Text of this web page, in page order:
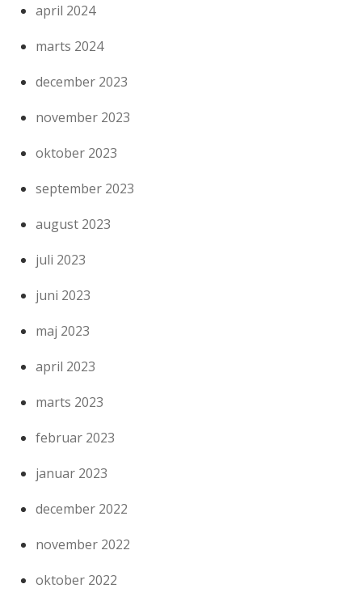
april 2024
marts 2024
december 2023
november 2023
oktober 2023
september 2023
august 2023
juli 2023
juni 2023
maj 2023
april 2023
marts 2023
februar 2023
januar 2023
december 2022
november 2022
oktober 2022